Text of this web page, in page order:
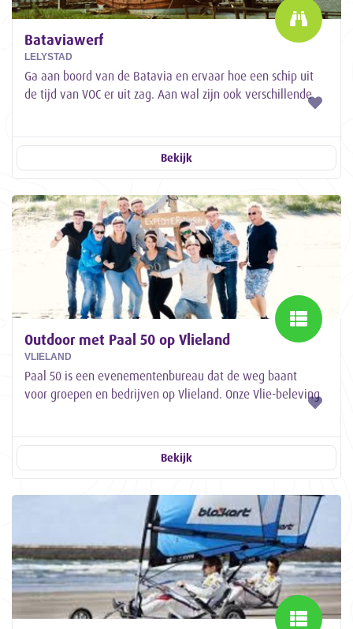
Bataviawerf
LELYSTAD
Ga aan boord van de Batavia en ervaar hoe een schip uit
de tijd van VOC er uit zag. Aan wal zijn ook verschillende
Bekijk
Outdoor met Paal 50 op Vlieland
VLIELAND
Paal 50 is een evenementenbureau dat de weg baant
voor groepen en bedrijven op Vlieland. Onze Vlie-beleving
Bekijk